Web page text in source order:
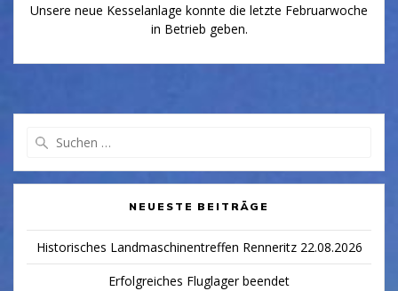
Unsere neue Kesselanlage konnte die letzte Februarwoche
in Betrieb geben.
NEUESTE BEITRÄGE
Historisches Landmaschinentreffen Renneritz 22.08.2026
Erfolgreiches Fluglager beendet